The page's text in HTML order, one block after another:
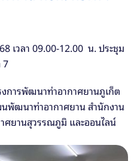
เวลา 09.00-12.00  น. ประชุม
7
การพัฒนาท่าอากาศยานภูเก็ต
พัฒนาท่าอากาศยาน สำนักงาน
ศยานสุวรรณภูมิ และออนไลน์